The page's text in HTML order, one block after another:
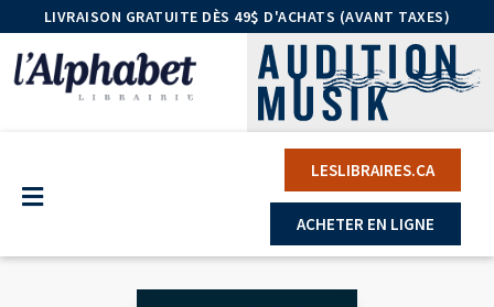
LIVRAISON GRATUITE DÈS 49$ D'ACHATS (AVANT TAXES)
LESLIBRAIRES.CA
ACHETER EN LIGNE